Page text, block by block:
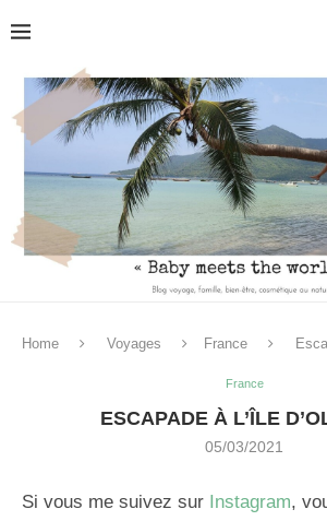
Home Voyages France
France
ESCAPADE À L’ÎLE
05/03/2021
Si vous me suivez sur Instagram,